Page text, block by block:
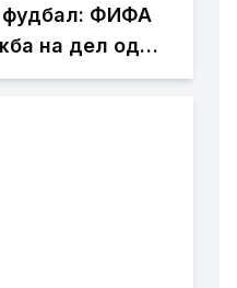
фудбал: ФИФА
на дел од